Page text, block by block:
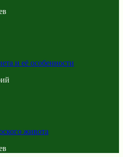
и её особенности
живота